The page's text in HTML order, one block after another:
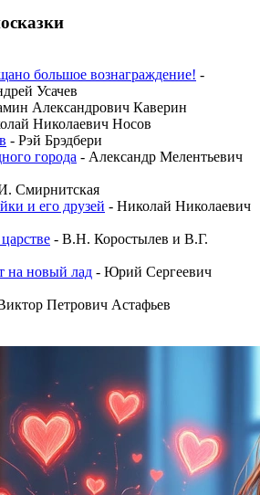
большое вознаграждение! -
Усачев
Александрович Каверин
Николаевич Носов
- Рэй Брэдбери
города - Александр Мелентьевич
Смирнитская
и его друзей - Николай Николаевич
- В.Н. Коростылев и В.Г.
на новый лад - Юрий Сергеевич
Петрович Астафьев